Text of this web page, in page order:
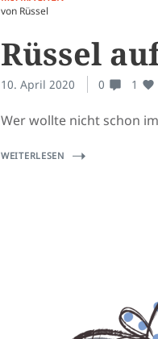
von Rüssel
Rüssel
10. April 2020 0 1
Wer wollte nicht schon
WEITERLESEN